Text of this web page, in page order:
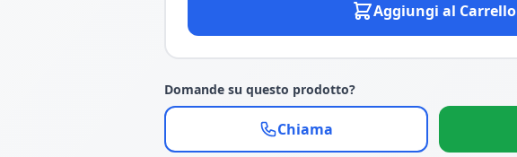
Aggiungi al Carrello
Domande su questo prodotto?
Chiama